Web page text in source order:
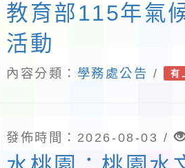
教育部115年氣
活動
內容分類： 學務處公告 / 有
發佈時間：2026-08-03 /